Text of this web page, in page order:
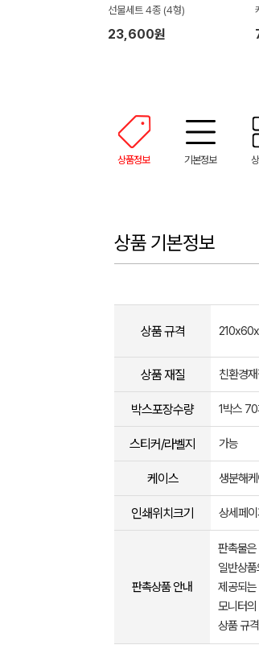
선물세트 4종 (4형)
23,600원
상품정보 기본정보
상품 기본정보
상품 규격
상품 재질 친환경
박스포장수량 1박스 70
스티커/라벨지 가능
케이스 생분해
인쇄위치크기 상세페
판촉상품 안내
판촉물
일반상
제공되
모니터
상품 규